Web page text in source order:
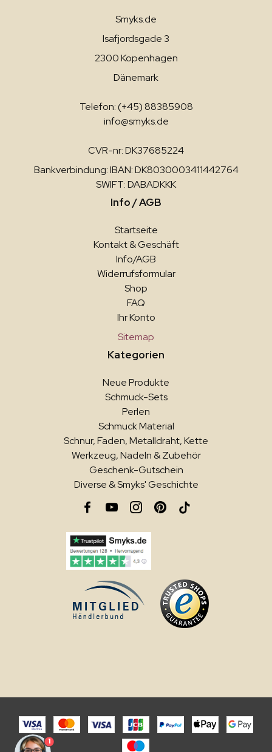
Smyks.de
Isafjordsgade 3
2300 Kopenhagen
Dänemark
Telefon: (+45) 88385908
info@smyks.de
CVR-nr: DK37685224
Bankverbindung: IBAN: DK8030003411442764
SWIFT: DABADKKK
Info / AGB
Startseite
Kontakt & Geschäft
Info/AGB
Widerrufsformular
Shop
FAQ
Ihr Konto
Sitemap
Kategorien
Neue Produkte
Schmuck-Sets
Perlen
Schmuck Material
Schnur, Faden, Metalldraht, Kette
Werkzeug, Nadeln & Zubehör
Geschenk-Gutschein
Diverse & Smyks' Geschichte
1